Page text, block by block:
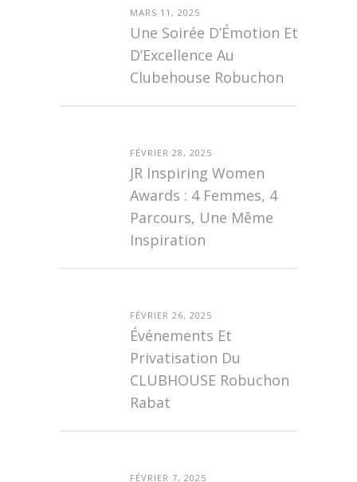
MARS 11, 2025
Une Soirée D’Émotion Et
D’Excellence Au
Clubehouse Robuchon
FÉVRIER 28, 2025
JR Inspiring Women
Awards : 4 Femmes, 4
Parcours, Une Même
Inspiration
FÉVRIER 26, 2025
Événements Et
Privatisation Du
CLUBHOUSE Robuchon
Rabat
FÉVRIER 7, 2025